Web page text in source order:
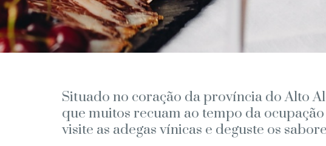
Situado no coração da província do Alto
que muitos recuam ao tempo da
visite as adegas vínicas e deguste os